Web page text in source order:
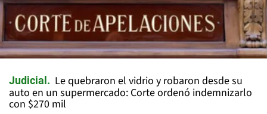
Judicial
Le quebraron el vidrio y robaron desde su
auto en un supermercado: Corte ordenó indemnizarlo
con $270 mil